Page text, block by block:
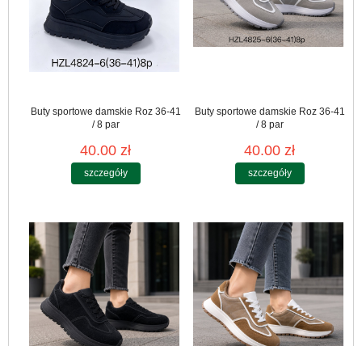
Buty sportowe damskie Roz 36-41
/ 8 par
40.00 zł
szczegóły
Buty sportowe damskie Roz 36-41
/ 8 par
40.00 zł
szczegóły